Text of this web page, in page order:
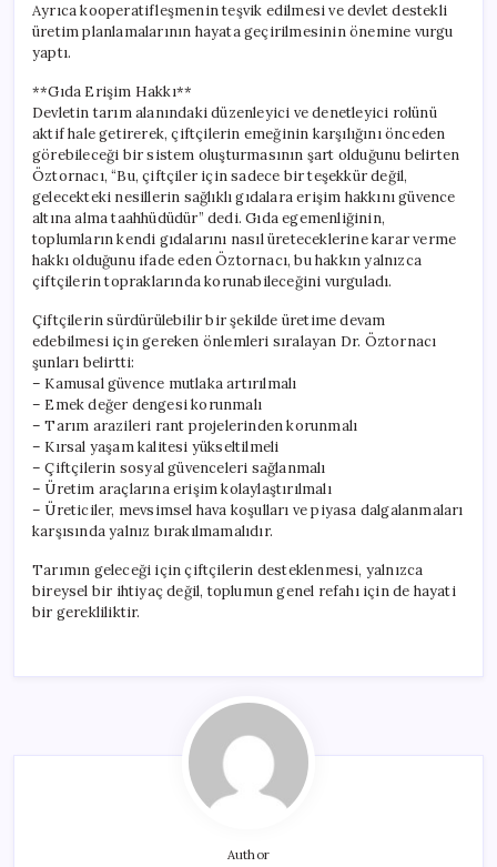
Ayrıca kooperatifleşmenin teşvik edilmesi ve devlet destekli
üretim planlamalarının hayata geçirilmesinin önemine vurgu
yaptı.
**Gıda Erişim Hakkı**
Devletin tarım alanındaki düzenleyici ve denetleyici rolünü
aktif hale getirerek, çiftçilerin emeğinin karşılığını önceden
görebileceği bir sistem oluşturmasının şart olduğunu belirten
Öztornacı, “Bu, çiftçiler için sadece bir teşekkür değil,
gelecekteki nesillerin sağlıklı gıdalara erişim hakkını güvence
altına alma taahhüdüdür” dedi. Gıda egemenliğinin,
toplumların kendi gıdalarını nasıl üreteceklerine karar verme
hakkı olduğunu ifade eden Öztornacı, bu hakkın yalnızca
çiftçilerin topraklarında korunabileceğini vurguladı.
Çiftçilerin sürdürülebilir bir şekilde üretime devam
edebilmesi için gereken önlemleri sıralayan Dr. Öztornacı
şunları belirtti:
– Kamusal güvence mutlaka artırılmalı
– Emek değer dengesi korunmalı
– Tarım arazileri rant projelerinden korunmalı
– Kırsal yaşam kalitesi yükseltilmeli
– Çiftçilerin sosyal güvenceleri sağlanmalı
– Üretim araçlarına erişim kolaylaştırılmalı
– Üreticiler, mevsimsel hava koşulları ve piyasa dalgalanmaları
karşısında yalnız bırakılmamalıdır.
Tarımın geleceği için çiftçilerin desteklenmesi, yalnızca
bireysel bir ihtiyaç değil, toplumun genel refahı için de hayati
bir gerekliliktir.
Author